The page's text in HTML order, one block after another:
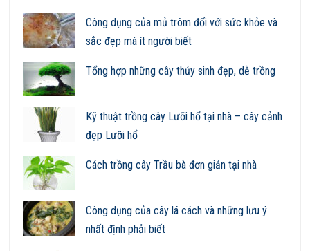
Công dụng của mủ trôm đối với sức khỏe và
sắc đẹp mà ít người biết
Tổng hợp những cây thủy sinh đẹp, dễ trồng
Kỹ thuật trồng cây Lưỡi hổ tại nhà – cây cảnh
đẹp Lưỡi hổ
Cách trồng cây Trầu bà đơn giản tại nhà
Công dụng của cây lá cách và những lưu ý
nhất định phải biết